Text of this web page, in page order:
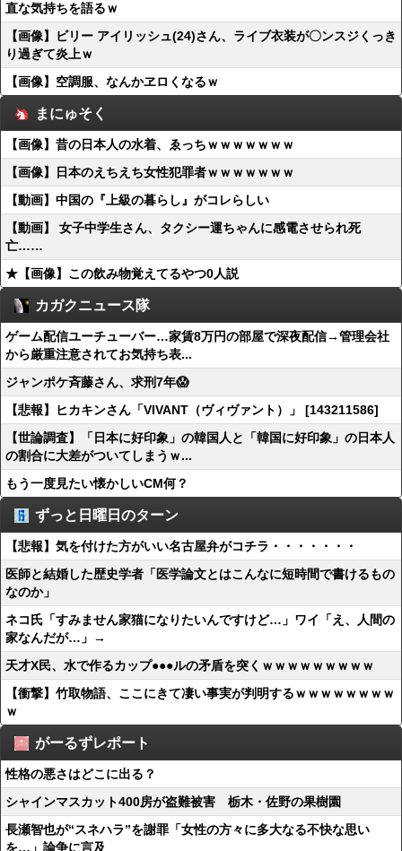
直な気持ちを語るｗ
【画像】ビリー アイリッシュ(24)さん、ライブ衣装が〇ンスジくっき
り過ぎて炎上ｗ
【画像】空調服、なんかヱロくなるｗ
まにゅそく
【画像】昔の日本人の水着、ゑっちｗｗｗｗｗｗｗ
【画像】日本のえちえち女性犯罪者ｗｗｗｗｗｗｗ
【動画】中国の『上級の暮らし』がコレらしい
【動画】 女子中学生さん、タクシー運ちゃんに感電させられ死
亡……
★【画像】この飲み物覚えてるやつ0人説
カガクニュース隊
ゲーム配信ユーチューバー…家賃8万円の部屋で深夜配信→管理会社
から厳重注意されてお気持ち表...
ジャンポケ斉藤さん、求刑7年😱
【悲報】ヒカキンさん「VIVANT（ヴィヴァント）」 [143211586]
【世論調査】「日本に好印象」の韓国人と「韓国に好印象」の日本人
の割合に大差がついてしまうｗ...
もう一度見たい懐かしいCM何？
ずっと日曜日のターン
【悲報】気を付けた方がいい名古屋弁がコチラ・・・・・・・
医師と結婚した歴史学者「医学論文とはこんなに短時間で書けるもの
なのか」
ネコ氏「すみません家猫になりたいんですけど…」ワイ「え、人間の
家なんだが…」→
天才X民、水で作るカップ●●●ルの矛盾を突くｗｗｗｗｗｗｗｗｗ
【衝撃】竹取物語、ここにきて凄い事実が判明するｗｗｗｗｗｗｗｗ
ｗ
がーるずレポート
性格の悪さはどこに出る？
シャインマスカット400房が盗難被害 栃木・佐野の果樹園
長瀬智也が“スネハラ”を謝罪「女性の方々に多大なる不快な思い
を…」論争に言及